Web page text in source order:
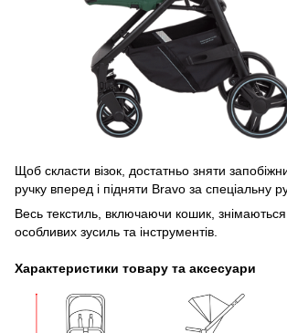
Щоб скласти візок, достатньо зняти
ручку вперед і підняти Bravo за спеціальну
Весь текстиль, включаючи кошик,
особливих зусиль та інструментів.
Характеристики товару та аксесуари